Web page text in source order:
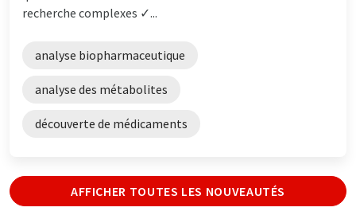
recherche complexes ✓...
analyse biopharmaceutique
analyse des métabolites
découverte de médicaments
AFFICHER TOUTES LES NOUVEAUTÉS